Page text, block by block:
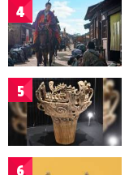
4
5
6